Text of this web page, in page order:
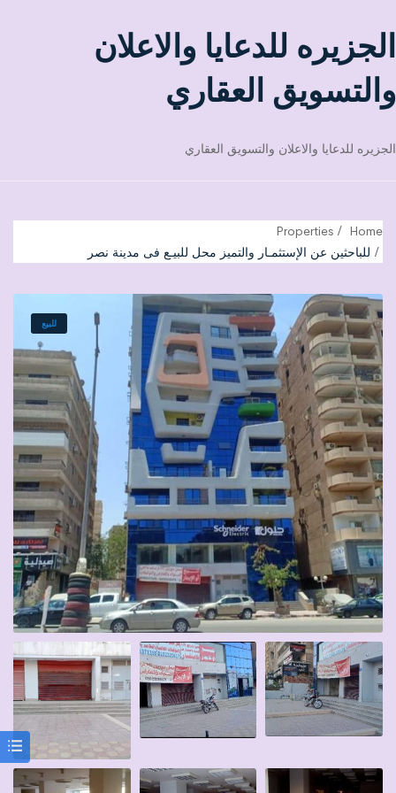
الجزيره للدعايا والاعلان
والتسويق العقاري
الجزيره للدعايا والاعلان والتسويق العقاري
Home
Properties
للباحثين عن الإستثمـار والتميز محل للبيـع فى مدينة نصر
للبيع